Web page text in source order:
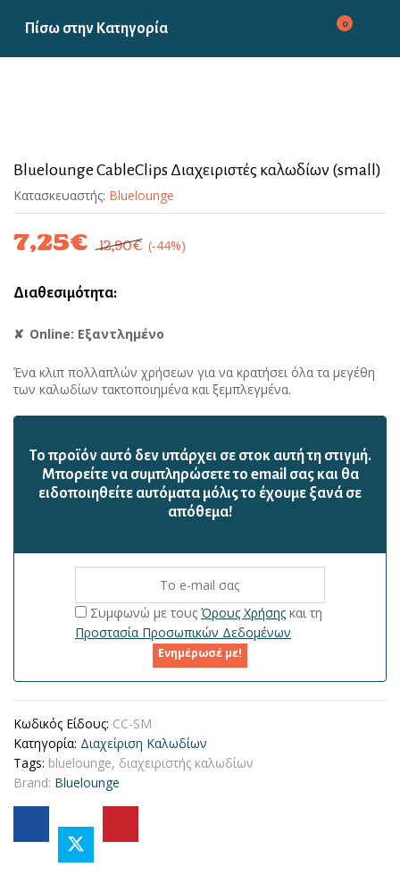
Πίσω στην Κατηγορία 0
Bluelounge CableClips Διαχειριστές καλωδίων (small)
Κατασκευαστής: Bluelounge
7,25€ 12,90€ (-44%)
Διαθεσιμότητα:
Online: Εξαντλημένο
Ένα κλιπ πολλαπλών χρήσεων για να κρατήσει όλα τα μεγέθη
των καλωδίων τακτοποιημένα και ξεμπλεγμένα.
Το προϊόν αυτό δεν υπάρχει σε στοκ αυτή τη στιγμή.
Mπορείτε να συμπληρώσετε το email σας και θα
ειδοποιηθείτε αυτόματα μόλις το έχουμε ξανά σε
απόθεμα!
Συμφωνώ με τουςΌρους Χρήσης και τη
Προστασία Προσωπικών Δεδομένων
Ενημέρωσέ με!
Κωδικός Είδους: CC-SM
Κατηγορία: Διαχείριση Καλωδίων
Tags: bluelounge, διαχειριστής καλωδίων
Brand: Bluelounge